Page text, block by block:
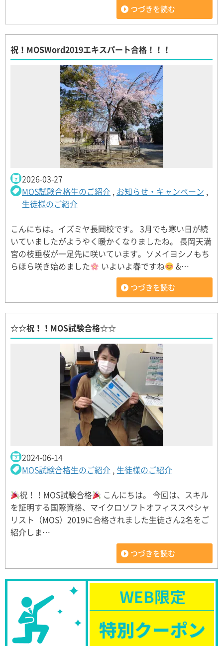
つづきを読む
祝！MOSWord2019エキスパート合格！！！
2026-03-27
MOS試験合格生のご紹介 , お知らせ・キャンペーン ,
生徒様のご紹介
こんにちは。イズミヤ長岡校です。 3月でも寒い日が続
いていましたがようやく暖かくなりましたね。 長岡天満
宮の枝垂桜が一足先に咲いています。ソメイヨシノもち
らほら咲き始めました
いよいよ春ですね &…
つづきを読む
☆☆祝！！MOS試験合格☆☆
2024-06-14
MOS試験合格生のご紹介 , 生徒様のご紹介
祝！！MOS試験合格
こんにちは。 今回は、スキル
を証明する国際資格、マイクロソフトオフィススペシャ
リスト（MOS）2019に合格されました生徒さん2名をご
紹介しま…
つづきを読む